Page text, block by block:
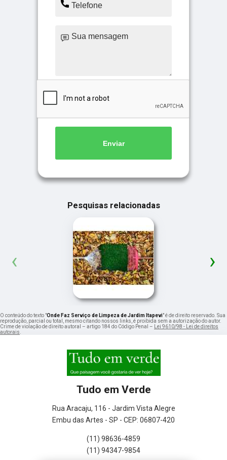
Enviar
Pesquisas relacionadas
‹ ›
O conteúdo do texto "Onde Faz Serviço de Limpeza de Jardim Itapevi" é de direito reservado. Sua
reprodução, parcial ou total, mesmo citando nossos links, é proibida sem a autorização do autor.
Crime de violação de direito autoral – artigo 184 do Código Penal –
Lei 9610/98 - Lei de direitos
autorais
Tudo em Verde
Rua Aracaju, 116 - Jardim Vista Alegre
Embu das Artes - SP - CEP: 06807-420
(11) 98636-4859
(11) 94347-9854